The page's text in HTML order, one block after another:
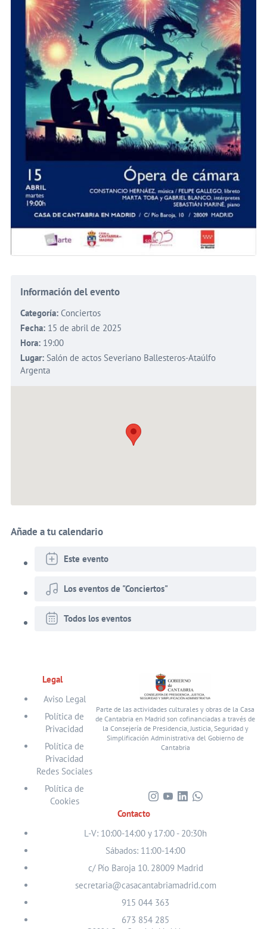
Información del evento
Categoría: Conciertos
Fecha: 15 de abril de 2025
Hora: 19:00
Lugar: Salón de actos Severiano Ballesteros-Ataúlfo
Argenta
Añade a tu calendario
Este evento
Los eventos de "Conciertos"
Todos los eventos
Legal
Aviso Legal
Política de
Privacidad
Política de
Privacidad
Redes Sociales
Política de
Cookies
Parte de las actividades culturales y obras de la Casa
de Cantabria en Madrid son cofinanciadas a través de
la Consejería de Presidencia, Justicia, Seguridad y
Simplificación Administrativa del Gobierno de
Cantabria
Visita
perfil
en
Instagram
Visita
perfil
en
Youtube
Visita
perfil
en
Linkedin
Visita
perfil
WhatsApp
Contacto
L-V: 10:00-14:00 y 17:00 - 20:30h
Sábados: 11:00-14:00
c/ Pío Baroja 10. 28009 Madrid
secretaria@casacantabriamadrid.com
915 044 363
673 854 285